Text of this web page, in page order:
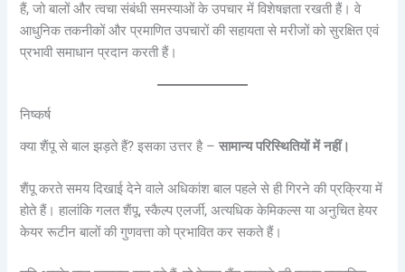
हैं, जो बालों और त्वचा संबंधी समस्याओं के उपचार में विशेषज्ञता रखती हैं। वे
आधुनिक तकनीकों और प्रमाणित उपचारों की सहायता से मरीजों को सुरक्षित एवं
प्रभावी समाधान प्रदान करती हैं।
निष्कर्ष
क्या शैंपू से बाल झड़ते हैं? इसका उत्तर है –सामान्य परिस्थितियों में नहीं।
शैंपू करते समय दिखाई देने वाले अधिकांश बाल पहले से ही गिरने की प्रक्रिया में
होते हैं। हालांकि गलत शैंपू, स्कैल्प एलर्जी, अत्यधिक केमिकल्स या अनुचित हेयर
केयर रूटीन बालों की गुणवत्ता को प्रभावित कर सकते हैं।